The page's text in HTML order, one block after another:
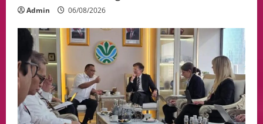
Admin 06/08/2026